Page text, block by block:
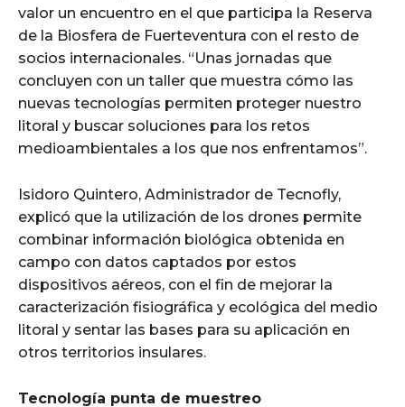
valor un encuentro en el que participa la Reserva
de la Biosfera de Fuerteventura con el resto de
socios internacionales. “Unas jornadas que
concluyen con un taller que muestra cómo las
nuevas tecnologías permiten proteger nuestro
litoral y buscar soluciones para los retos
medioambientales a los que nos enfrentamos”.
Isidoro Quintero, Administrador de Tecnofly,
explicó que la utilización de los drones permite
combinar información biológica obtenida en
campo con datos captados por estos
dispositivos aéreos, con el fin de mejorar la
caracterización fisiográfica y ecológica del medio
litoral y sentar las bases para su aplicación en
otros territorios insulares.
Tecnología punta de muestreo